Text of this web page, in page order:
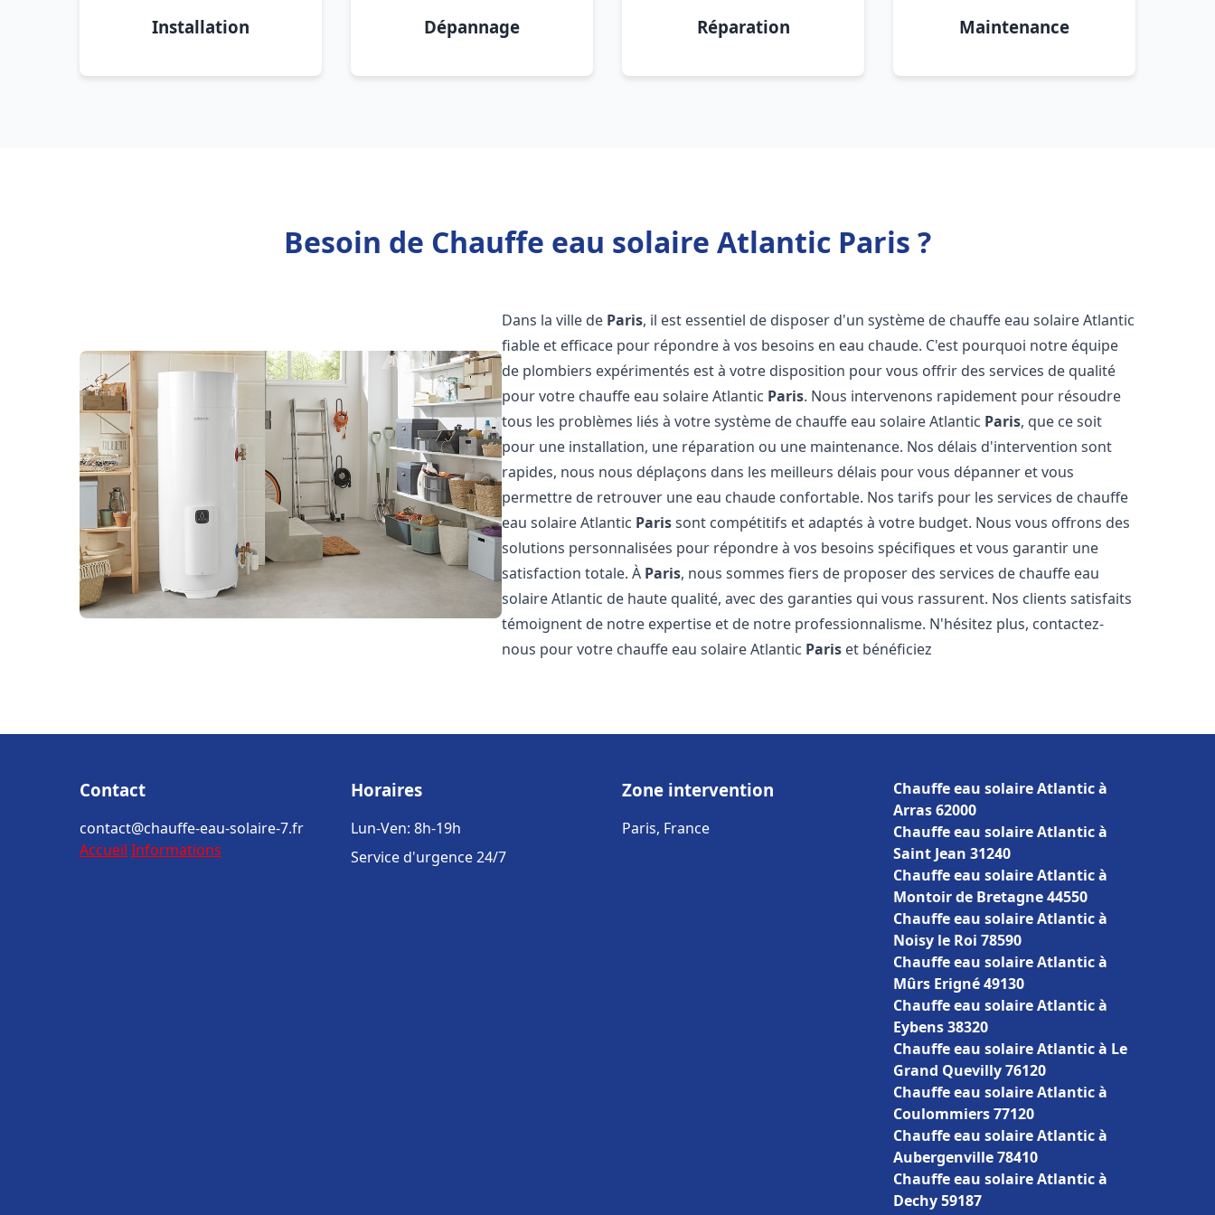
Installation Dépannage Réparation Maintenance
Besoin de Chauffe eau solaire Atlantic Paris ?
Dans la ville de Paris, il est essentiel de disposer d'un système de chauffe eau solaire Atlantic
fiable et efficace pour répondre à vos besoins en eau chaude. C'est pourquoi notre équipe
de plombiers expérimentés est à votre disposition pour vous offrir des services de qualité
pour votre chauffe eau solaire Atlantic Paris. Nous intervenons rapidement pour résoudre
tous les problèmes liés à votre système de chauffe eau solaire Atlantic Paris, que ce soit
pour une installation, une réparation ou une maintenance. Nos délais d'intervention sont
rapides, nous nous déplaçons dans les meilleurs délais pour vous dépanner et vous
permettre de retrouver une eau chaude confortable. Nos tarifs pour les services de chauffe
eau solaire Atlantic Parissont compétitifs et adaptés à votre budget. Nous vous offrons des
solutions personnalisées pour répondre à vos besoins spécifiques et vous garantir une
satisfaction totale. À Paris, nous sommes fiers de proposer des services de chauffe eau
solaire Atlantic de haute qualité, avec des garanties qui vous rassurent. Nos clients satisfaits
témoignent de notre expertise et de notre professionnalisme. N'hésitez plus, contactez-
nous pour votre chauffe eau solaire Atlantic Paris et bénéficiez
Contact
contact@chauffe-eau-solaire-7.fr
Accueil Informations
Horaires
Lun-Ven: 8h-19h
Service d'urgence 24/7
Zone intervention
Paris, France
Chauffe eau solaire Atlantic à
Arras 62000
Chauffe eau solaire Atlantic à
Saint Jean 31240
Chauffe eau solaire Atlantic à
Montoir de Bretagne 44550
Chauffe eau solaire Atlantic à
Noisy le Roi 78590
Chauffe eau solaire Atlantic à
Mûrs Erigné 49130
Chauffe eau solaire Atlantic à
Eybens 38320
Chauffe eau solaire Atlantic à Le
Grand Quevilly 76120
Chauffe eau solaire Atlantic à
Coulommiers 77120
Chauffe eau solaire Atlantic à
Aubergenville 78410
Chauffe eau solaire Atlantic à
Dechy 59187